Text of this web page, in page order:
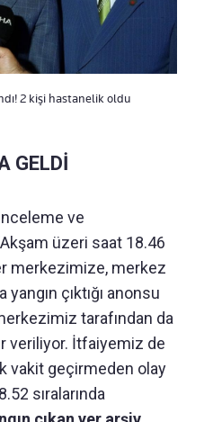
2 kişi hastanelik oldu
GELDİ
inceleme ve
üzeri saat 18.46
merkezimize, merkez
çıktığı anonsu
tarafından da
veriliyor. İtfaiyemiz de
vakit geçirmeden olay
sıralarında